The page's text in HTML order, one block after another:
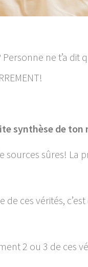
ne t’a
synthèse de ton
sources sûres! La
ces vérités,
2 ou 3 de ces